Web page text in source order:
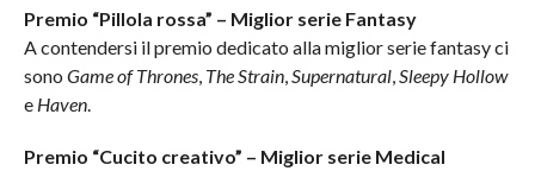
Premio “Pillola rossa” – Miglior serie Fantasy
A contendersi il premio dedicato alla miglior serie fantasy ci
sono Game of Thrones, The Strain,Supernatural,Sleepy Hollow
e Haven.
Premio “Cucito creativo” – Miglior serie Medical